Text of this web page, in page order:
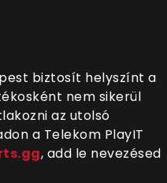
biztosít helyszínt a
nem sikerül
az utolsó
a Telekom PlayIT
, add le nevezésed